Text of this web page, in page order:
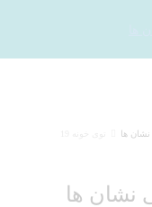
ها
نشان ها